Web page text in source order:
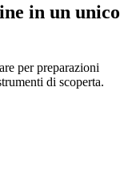
in un unico
per preparazioni
di scoperta.